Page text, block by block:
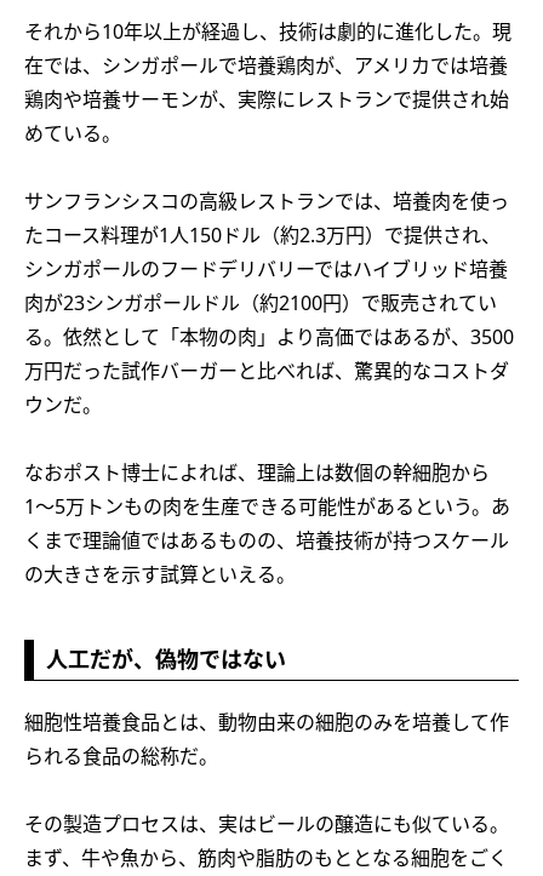
それから10年以上が経過し、技術は劇的に進化した。現
在では、シンガポールで培養鶏肉が、アメリカでは培養
鶏肉や培養サーモンが、実際にレストランで提供され始
めている。
サンフランシスコの高級レストランでは、培養肉を使っ
たコース料理が1人150ドル（約2.3万円）で提供され、
シンガポールのフードデリバリーではハイブリッド培養
肉が23シンガポールドル（約2100円）で販売されてい
る。依然として「本物の肉」より高価ではあるが、3500
万円だった試作バーガーと比べれば、驚異的なコストダ
ウンだ。
なおポスト博士によれば、理論上は数個の幹細胞から
1〜5万トンもの肉を生産できる可能性があるという。あ
くまで理論値ではあるものの、培養技術が持つスケール
の大きさを示す試算といえる。
人工だが、偽物ではない
細胞性培養食品とは、動物由来の細胞のみを培養して作
られる食品の総称だ。
その製造プロセスは、実はビールの醸造にも似ている。
まず、牛や魚から、筋肉や脂肪のもととなる細胞をごく